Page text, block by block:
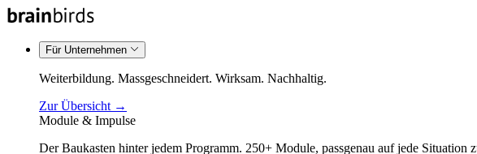
Für Unternehmen
Weiterbildung. Massgeschneidert. Wirksam. Nachhaltig.
Zur Übersicht →
Module & Impulse
Der Baukasten hinter jedem Programm. 250+ Module, passgenau auf jede Situation